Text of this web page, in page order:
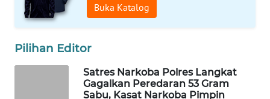
Buka Katalog
Pilihan Editor
Satres Narkoba Polres Langkat
Gagalkan Peredaran 53 Gram
Sabu, Kasat Narkoba Pimpin
WAHANA
OTOMOTIF
WAHANA
HEALTH